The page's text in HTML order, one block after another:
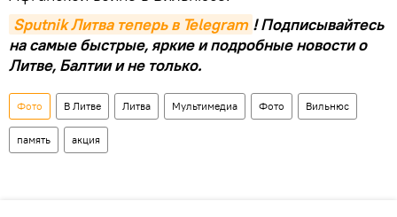
Sputnik Литва теперь в Telegram ! Подписывайтесь
на самые быстрые, яркие и подробные новости о
Литве, Балтии и не только.
Фото В Литве Литва Мультимедиа Фото Вильнюс
память акция